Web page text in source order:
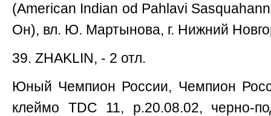
(American Indian od Pahlavi
Он), вл. Ю. Мартынова, г. Нижний
39. ZHAKLIN, - 2 отл.
Юный Чемпион России, Чемпион
клеймо TDC 11, р.20.08.02, черно-